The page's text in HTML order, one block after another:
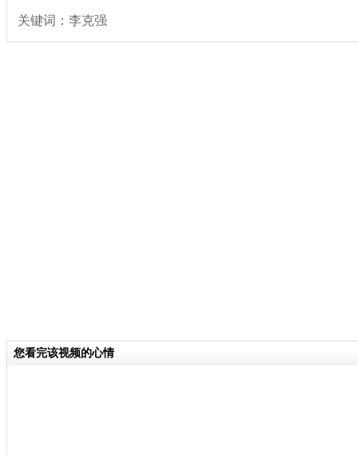
关键词：李克强
您看完该视频的心情